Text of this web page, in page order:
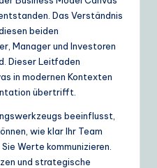
Das Verständnis
beiden
Manager und Investoren
Dieser Leitfaden
in modernen Kontexten
übertrifft.
beeinflusst,
wie klar Ihr Team
Werte kommunizieren.
und strategische